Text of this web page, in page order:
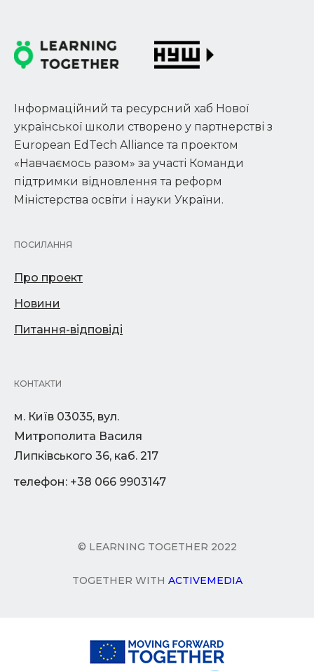
Інформаційний та ресурсний хаб Нової
української школи створено у партнерстві з
European EdTech Alliance та проектом
«Навчаємось разом» за участі Команди
підтримки відновлення та реформ
Міністерства освіти і науки України.
ПОСИЛАННЯ
Про проект
Новини
Питання-відповіді
КОНТАКТИ
м. Київ 03035, вул.
Митрополита Василя
Липківського 36, каб. 217
телефон: +38 066 9903147
© LEARNING TOGETHER 2022
TOGETHER WITH ACTIVEMEDIA